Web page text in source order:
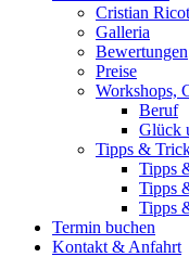
Cristian
Galleria
Bewertungen
Preise
Workshops,
Beruf
Glück
Tipps &
Tipps
Tipps
Tipps
Termin buchen
Kontakt & Anfahrt